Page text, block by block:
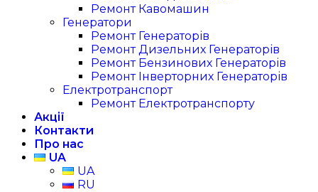
Ремонт Кавомашин
Генератори
Ремонт Генераторів
Ремонт Дизельних Генераторів
Ремонт Бензинових Генераторів
Ремонт Інверторних Генераторів
Електротранспорт
Ремонт Електротранспорту
Акції
Контакти
Про нас
UA
UA
RU